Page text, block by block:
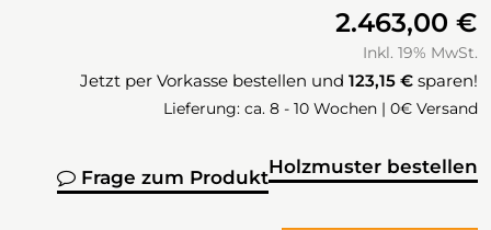
2.463,00 €
Inkl. 19% MwSt.
Jetzt per Vorkasse bestellen und 123,15 € sparen!
Lieferung: ca. 8 - 10 Wochen | 0€ Versand
Holzmuster bestellen
Frage zum Produkt